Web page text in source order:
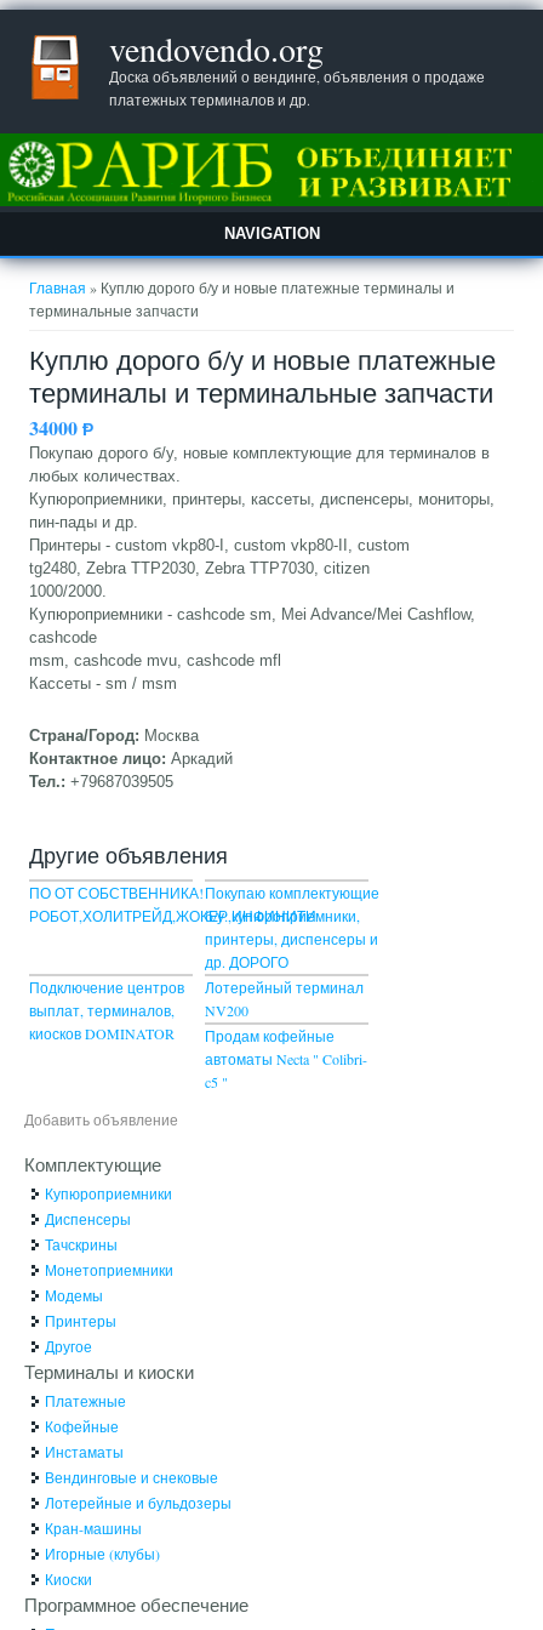
vendovendo.org
Доска объявлений о вендинге, объявления о продаже
платежных терминалов и др.
NAVIGATION
Вы здесь
Главная » Куплю дорого б/у и новые платежные терминалы и
терминальные запчасти
Куплю дорого б/у и новые платежные
терминалы и терминальные запчасти
34000Ᵽ
Покупаю дорого б/у, новые комплектующие для терминалов в
любых количествах.
Купюроприемники, принтеры, кассеты, диспенсеры, мониторы,
пин-пады и др.
Принтеры - custom vkp80-I, custom vkp80-II, custom
tg2480, Zebra TTP2030, Zebra TTP7030, citizen
1000/2000.
Купюроприемники - cashcode sm, Mei Advance/Mei Cashflow,
cashcode
msm, cashcode mvu, cashcode mfl
Кассеты - sm / msm
Страна/Город: Москва
Контактное лицо:Аркадий
Тел.:+79687039505
Другие объявления
ПО ОТ СОБСТВЕННИКА!
РОБОТ,ХОЛИТРЕЙД,ЖОКЕР,ИНФИНИТИ
Покупаю комплектующие
б/у: купюроприемники,
принтеры, диспенсеры и
др. ДОРОГО
Подключение центров
выплат, терминалов,
киосков DOMINATOR
Лотерейный терминал
NV200
Продам кофейные
автоматы Necta " Colibri-
c5 "
Добавить объявление
Комплектующие
Купюроприемники
Диспенсеры
Тачскрины
Монетоприемники
Модемы
Принтеры
Другое
Терминалы и киоски
Платежные
Кофейные
Инстаматы
Вендинговые и снековые
Лотерейные и бульдозеры
Кран-машины
Игорные (клубы)
Киоски
Программное обеспечение